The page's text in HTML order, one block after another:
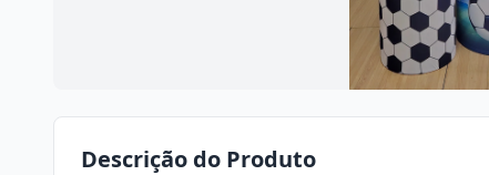
Descrição do Produto